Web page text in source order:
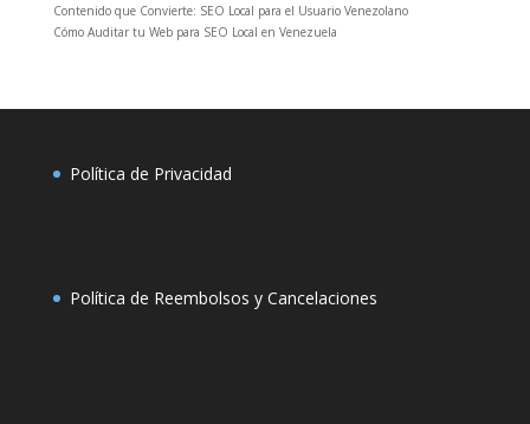
Contenido que Convierte: SEO Local para el Usuario Venezolano
Cómo Auditar tu Web para SEO Local en Venezuela
Política de Privacidad
Política de Reembolsos y Cancelaciones